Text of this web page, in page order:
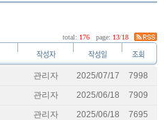
total: 176page: 13/18
관리자 2025/07/17 7998
관리자 2025/06/18 7909
관리자 2025/06/18 7695